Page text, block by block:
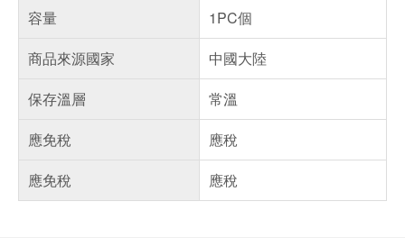
容量
1PC個
商品來源國家
中國大陸
保存溫層
常溫
應免稅
應稅
應免稅
應稅